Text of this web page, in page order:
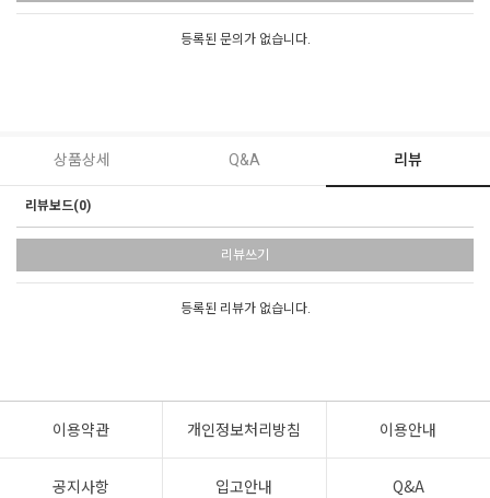
등록된 문의가 없습니다.
상품상세 Q&A 리뷰
리뷰보드(0)
리뷰쓰기
등록된 리뷰가 없습니다.
이용약관 개인정보처리방침 이용안내
공지사항 입고안내 Q&A